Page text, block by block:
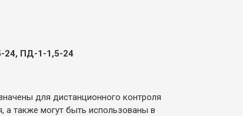
24, ПД-1-1,5-24
для дистанционного контроля
а также могут быть использованы в